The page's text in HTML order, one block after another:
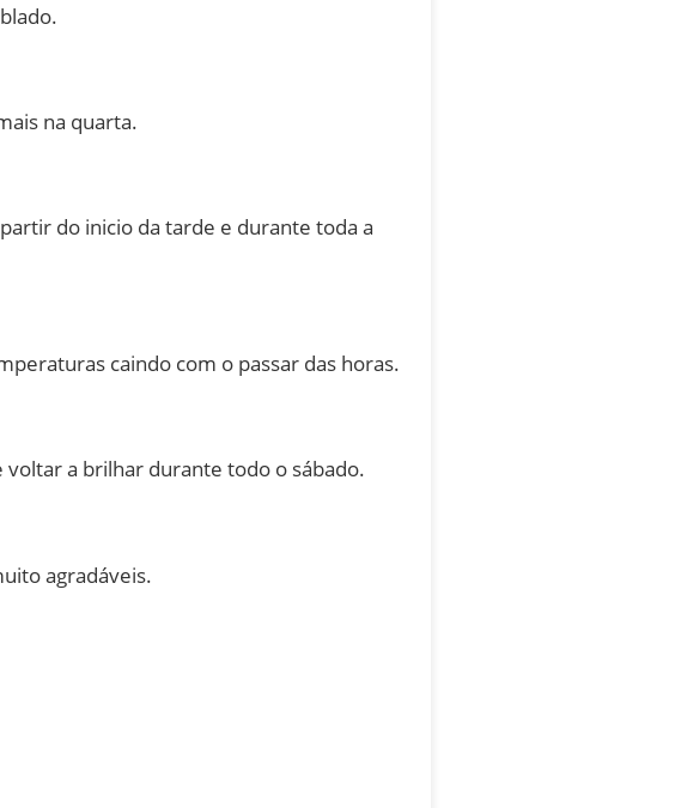
na quarta.
do inicio da tarde e durante toda a
caindo com o passar das horas.
voltar a brilhar durante todo o sábado.
agradáveis.